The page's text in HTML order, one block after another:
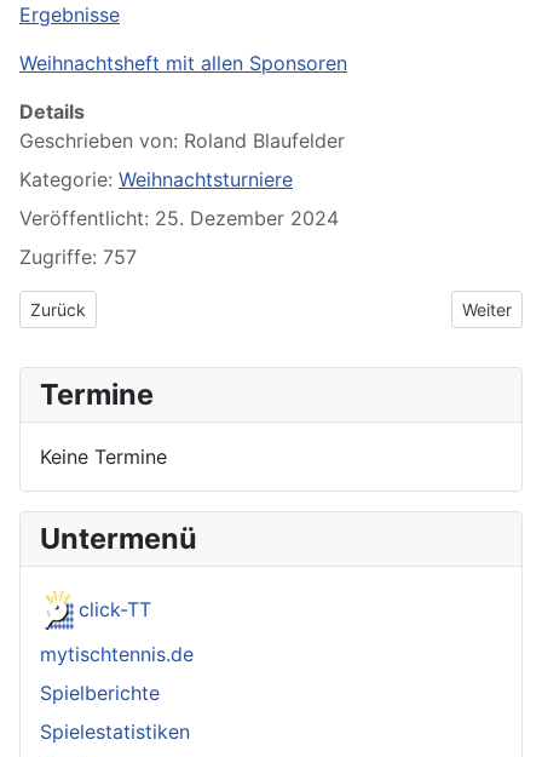
Ergebnisse
Weihnachtsheft mit allen Sponsoren
Details
Geschrieben von: Roland Blaufelder
Kategorie: Weihnachtsturniere
Veröffentlicht: 25. Dezember 2024
Zugriffe: 757
Vorheriger Beitrag: 24. Wilhelmsdorfer Weihnachtsturnier:
Zurück Nächster
Weiter
Termine
Keine Termine
Untermenü
click-TT
mytischtennis.de
Spielberichte
Spielestatistiken